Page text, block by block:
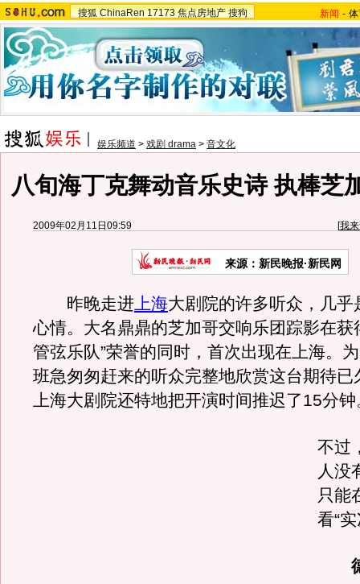
搜狐 ChinaRen 17173 焦点房地产 搜狗 新闻 -
娱乐频道 > 戏剧 drama > 音文化
八旬海丁克舞动音乐史诗 执棒芝
2009年02月11日09:59 [我
来源：新民晚报·新民网
昨晚走进上海大剧院的许多听众，几乎
心情。大名鼎鼎的芝加哥交响乐团踪影在获
管弦乐队”荣誉的同时，首次出现在上海。
班急匆匆赶来的听众完整地欣赏这台期待已
上海大剧院还特地把开演时间推迟了15分钟
不过
人没
只能
看“